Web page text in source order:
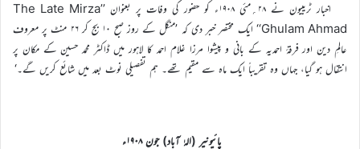
اخبار ٹریبیون نے ۲۸؍مئی ۱۹۰۸ء کو حضور کی وفات پر بعنوان ’’The Late Mirza
Ghulam Ahmad‘‘ ایک مختصر خبر دی کہ ’منگل کے روز صبح ۱۰ بج کر ۲۶ منٹ پر معروف
عالمِ دین اور فرقۂ احمدیہ کے بانی و پیشوا مرزا غلام احمد کا لاہور میں ڈاکٹر محمد حسین کے مکان پر
انتقال ہو گیا، جہاں وہ تقریباً ایک ماہ سے مقیم تھے۔ ہم تفصیلی نوٹ بعد میں شائع کریں گے۔‘
پائیونیر (الہٰ آباد) جون ۱۹۰۸ء